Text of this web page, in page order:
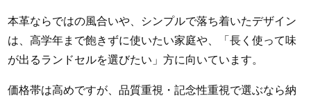
本革ならではの風合いや、シンプルで落ち着いたデザイン
は、高学年まで飽きずに使いたい家庭や、「長く使って味
が出るランドセルを選びたい」方に向いています。
価格帯は高めですが、品質重視・記念性重視で選ぶなら納